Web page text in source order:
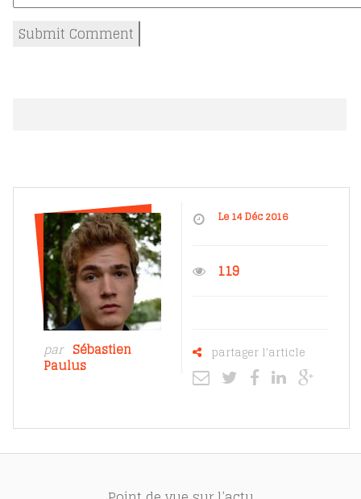
par Sébastien
Paulus
Le 14 Déc 2016
119
partager l'article